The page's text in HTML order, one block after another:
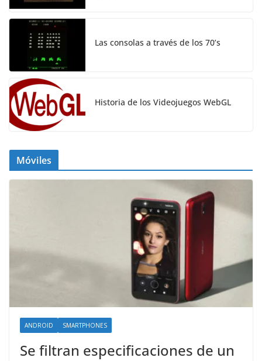
Las consolas a través de los 70’s
Historia de los Videojuegos WebGL
Móviles
ANDROID SMARTPHONES
Se filtran especificaciones de un